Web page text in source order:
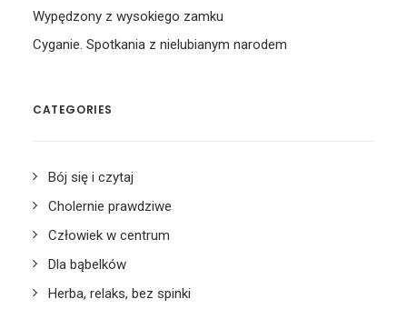
Wypędzony z wysokiego zamku
Cyganie. Spotkania z nielubianym narodem
CATEGORIES
Bój się i czytaj
Cholernie prawdziwe
Człowiek w centrum
Dla bąbelków
Herba, relaks, bez spinki